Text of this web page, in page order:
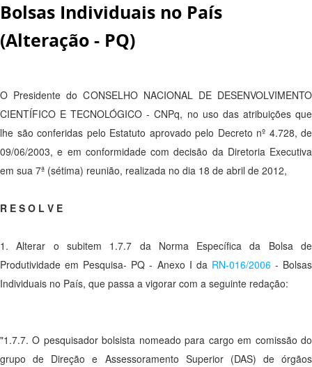
Bolsas Individuais no País
(Alteração - PQ)
O Presidente do CONSELHO NACIONAL DE DESENVOLVIMENTO
CIENTÍFICO E TECNOLÓGICO - CNPq, no uso das atribuições que
lhe são conferidas pelo Estatuto aprovado pelo Decreto nº 4.728, de
09/06/2003, e em conformidade com decisão da Diretoria Executiva
em sua 7ª (sétima) reunião, realizada no dia 18 de abril de 2012,
R E S O L V E
1. Alterar o subitem 1.7.7 da Norma Específica da Bolsa de
Produtividade em Pesquisa- PQ - Anexo I da RN-016/2006- Bolsas
Individuais no País, que passa a vigorar com a seguinte redação:
"1.7.7. O pesquisador bolsista nomeado para cargo em comissão do
grupo de Direção e Assessoramento Superior (DAS) de órgãos